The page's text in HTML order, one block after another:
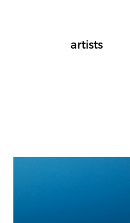
artists